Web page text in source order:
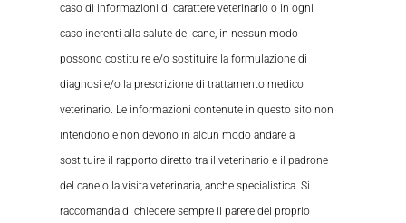
caso di informazioni di carattere veterinario o in ogni
caso inerenti alla salute del cane, in nessun modo
possono costituire e/o sostituire la formulazione di
diagnosi e/o la prescrizione di trattamento medico
veterinario. Le informazioni contenute in questo sito non
intendono e non devono in alcun modo andare a
sostituire il rapporto diretto tra il veterinario e il padrone
del cane o la visita veterinaria, anche specialistica. Si
raccomanda di chiedere sempre il parere del proprio